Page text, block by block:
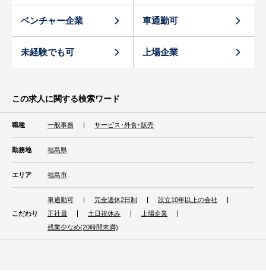
ベンチャー企業 車通勤可
未経験でも可 上場企業
この求人に関する検索ワード
職種 一般事務 サービス･外食･販売
勤務地 福島県
エリア 福島市
こだわり
車通勤可 完全週休2日制
設立10年以上の会社
正社員
土日祝休み
上場企業
残業少なめ(20時間未満)